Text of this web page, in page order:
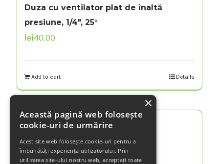
Duza cu ventilator plat de înaltă
presiune, 1/4″, 25°
lei40.00
Add to cart Details
Această pagină web folosește
cookie-uri de urmărire
Acest site web folosește cookie-uri pentru a
îmbunătăți experiența utilizatorului. Prin
utilizarea site-ului nostru web, acceptați toate
×